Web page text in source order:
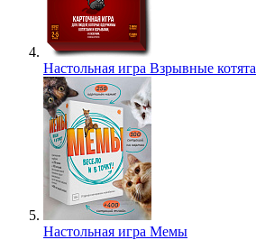
Настольная игра Взрывные котята
Настольная игра Мемы